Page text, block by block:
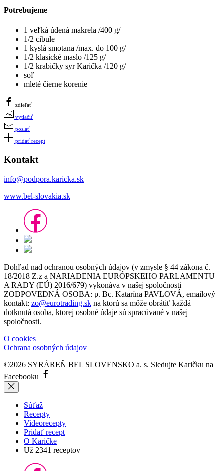
Potrebujeme
1 veľká údená makrela /400 g/
1/2 cibule
1 kyslá smotana /max. do 100 g/
1/2 klasické maslo /125 g/
1/2 krabičky syr Karička /120 g/
soľ
mleté čierne korenie
zdieľať
vytlačiť
poslať
pridať recept
Kontakt
info@podpora.karicka.sk
www.bel-slovakia.sk
Dohľad nad ochranou osobných údajov (v zmysle § 44 zákona č.
18/2018 Z.z a NARIADENIA EURÓPSKEHO PARLAMENTU
A RADY (EÚ) 2016/679) vykonáva v našej spoločnosti
ZODPOVEDNÁ OSOBA: p. Bc. Katarína PAVLOVÁ, emailový
kontakt: zo@eurotrading.sk na ktorú sa môže obrátiť každá
dotknutá osoba, ktorej osobné údaje sú spracúvané v našej
spoločnosti.
O cookies
Ochrana osobných údajov
©2026 SYRÁREŇ BEL SLOVENSKO a. s. Sledujte Karičku na
Facebooku
Súťaž
Recepty
Videorecepty
Pridať recept
O Karičke
Už 2341 receptov